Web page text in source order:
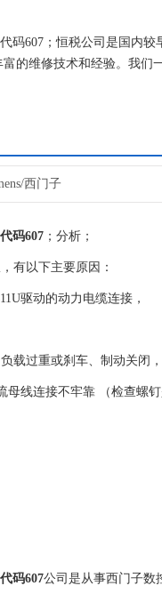
码607；恒税公司是国内
的维修技术和经验。我们
西门子
码607 ；分析；
有以下主要原因：
驱动的动力电缆连接，
载过重或刹车、制动关闭，
母线连接不牢靠 （检查螺
码607公司是从事西门子数